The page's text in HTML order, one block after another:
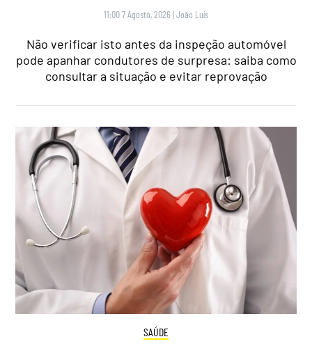
11:00 7 Agosto, 2026 |João Luís
Não verificar isto antes da inspeção automóvel
pode apanhar condutores de surpresa: saiba como
consultar a situação e evitar reprovação
SAÚDE